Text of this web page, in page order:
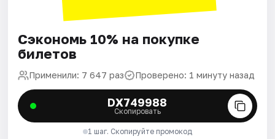
Сэкономь 10% на покупке
билетов
Применили: 7 647 раз Проверено: 1 минуту назад
DX749988
Скопировать
1 шаг. Скопируйте промокод